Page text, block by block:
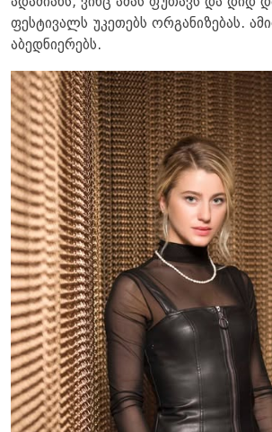
ფესტივალს უკეთებს ორგანიზებას.
აბედნიერებს.